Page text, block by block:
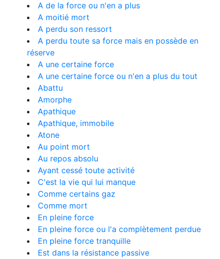
A de la force ou n'en a plus
A moitié mort
A perdu son ressort
A perdu toute sa force mais en possède en
réserve
A une certaine force
A une certaine force ou n'en a plus du tout
Abattu
Amorphe
Apathique
Apathique, immobile
Atone
Au point mort
Au repos absolu
Ayant cessé toute activité
C'est la vie qui lui manque
Comme certains gaz
Comme mort
En pleine force
En pleine force ou l'a complètement perdue
En pleine force tranquille
Est dans la résistance passive